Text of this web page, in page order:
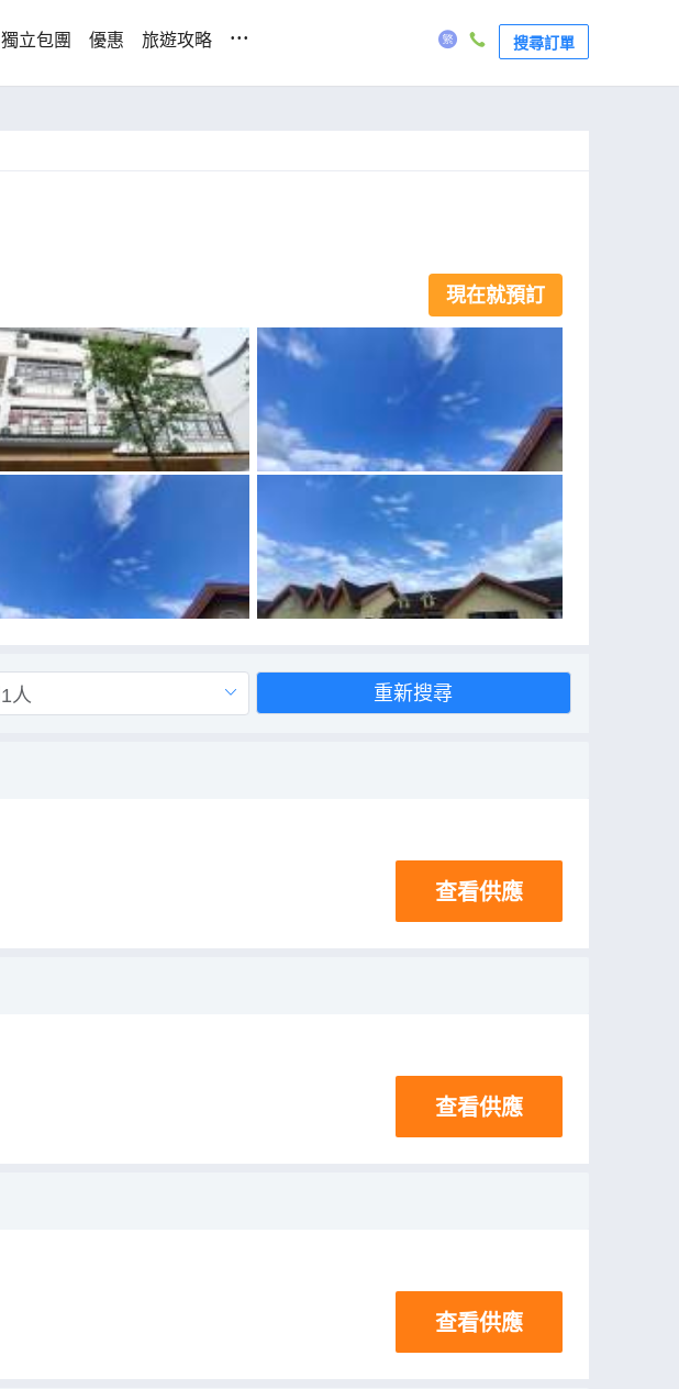
獨立包團 優惠 旅遊攻略 ... 搜尋訂單
現在就預訂
重新搜尋
查看供應
查看供應
查看供應